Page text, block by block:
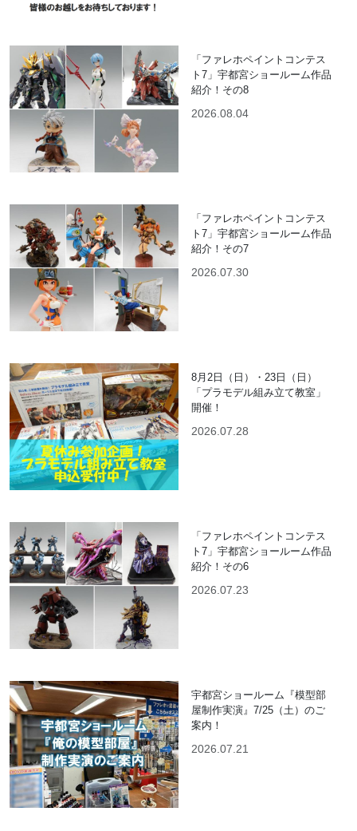
「ファレホペイントコンテス
ト7」宇都宮ショールーム作品
紹介！その8
2026.08.04
「ファレホペイントコンテス
ト7」宇都宮ショールーム作品
紹介！その7
2026.07.30
8月2日（日）・23日（日）
「プラモデル組み立て教室」
開催！
2026.07.28
「ファレホペイントコンテス
ト7」宇都宮ショールーム作品
紹介！その6
2026.07.23
宇都宮ショールーム『模型部
屋制作実演』7/25（土）のご
案内！
2026.07.21